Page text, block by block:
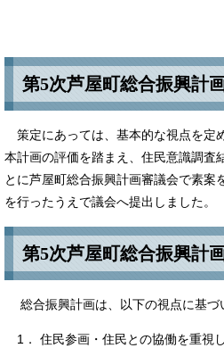
第5次芦屋町総合振興計
策定にあっては、基本的な視点を定
本計画の評価を踏まえ、住民意識調査
とに芦屋町総合振興計画審議会で素案
を行ったうえで議会へ提出しました。
第5次芦屋町総合振興計
総合振興計画は、以下の視点に基づ
1． 住民参画・住民との協働を重視